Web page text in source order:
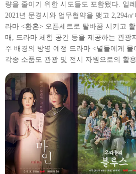
량을 줄이기 위한 시도들도 포함됐다. 일
2021년 문경시와 업무협약을 맺고 2,294
라마 <환혼> 오픈세트로 탈바꿈 시키고
매, 드라마 체험 공간 등을 제공하는 관광
주 배경의 방영 예정 드라마 <별들에게
각종 소품도 관광 및 전시 자원으로의 활